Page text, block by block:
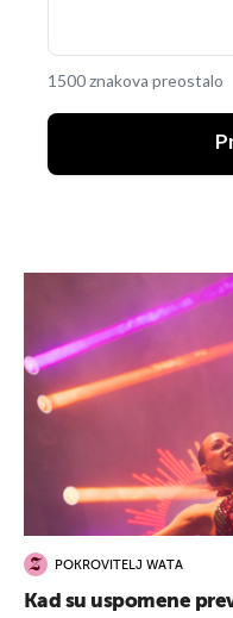
1500 znakova preostalo
POKROVITELJ WATA
Kad su uspomene